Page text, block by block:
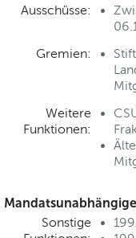
Ausschüsse:
Gremien:
Weitere
Funktionen:
Sonstige